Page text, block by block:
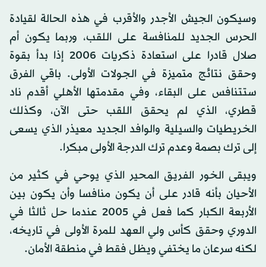
وسيكون الجيش الأجدر والأقرب في هذه الحالة لقيادة
الحرس الجديد للمنافسة على اللقب، وربما يكون أم
صلال قادرا على استعادة ذكريات 2006 إذا بدأ بقوة
وحقق نتائج متميزة في الجولات الأولى. باقي الفرق
ستتنافس على البقاء، وفي مقدمتها الأهلي أقدم ناد
قطري، الذي لم يحقق اللقب حتى الآن، وكذلك
الخريطيات والسيلية والوافد الجديد معيذر الذي يسعى
إلى ترك بصمة وعدم ترك الدرجة الأولى مبكرا.
ويبقى الخور الفريق المحير الذي يوحي في كثير من
الأحيان بأنه قادر على أن يكون منافسا وأن يكون بين
الأربعة الكبار كما فعل في 2005 عندما حل ثالثا في
الدوري وحقق كأس ولي العهد للمرة الأولى في تاريخه،
لكنه سرعان ما يختفي ويظل فقط في منطقة الأمان.